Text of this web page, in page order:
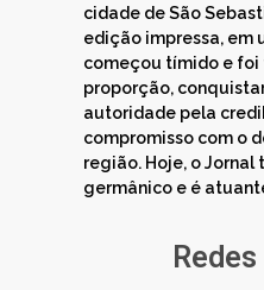
cidade de São
edição impressa, em
começou tímido e foi
proporção,
autoridade pela
compromisso com o
região. Hoje, o
germânico e é